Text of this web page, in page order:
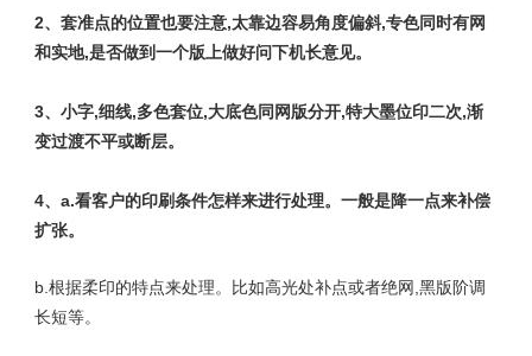
2、套准点的位置也要注意,太靠边容易角度偏斜,专色同时有网
和实地,是否做到一个版上做好问下机长意见。
3、小字,细线,多色套位,大底色同网版分开,特大墨位印二次,渐
变过渡不平或断层。
4、a.看客户的印刷条件怎样来进行处理。一般是降一点来补偿
扩张。
b.根据柔印的特点来处理。比如高光处补点或者绝网,黑版阶调
长短等。